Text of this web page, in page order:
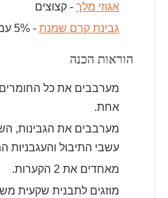
אגוזי מלך - קצוצים
גבינת קרם שמנת - 5% עם זיתים
הוראות הכנה
מערבבים את כל
אחת.
מערבבים את הגבינות,
עשבי התיבול והעגבניות
מאחדים את 2 הקערות.
מוזגים לתבנית שקעית